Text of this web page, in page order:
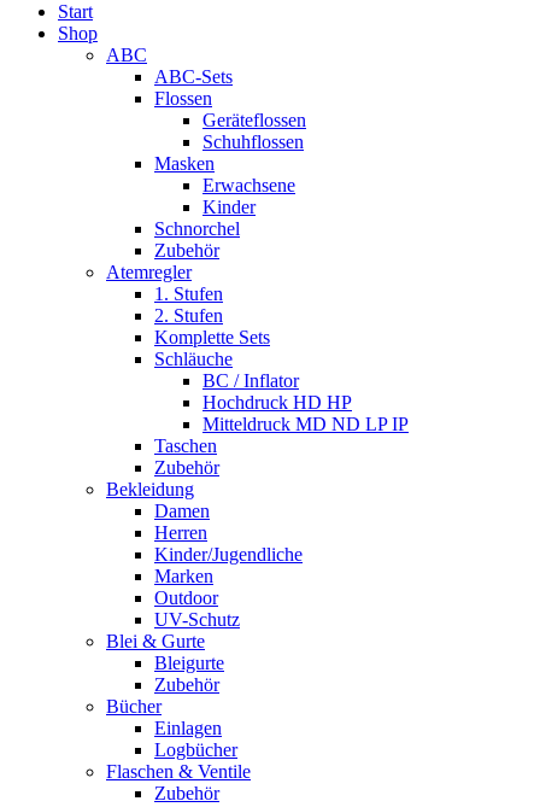
Start
Shop
ABC
ABC-Sets
Flossen
Geräteflossen
Schuhflossen
Masken
Erwachsene
Kinder
Schnorchel
Zubehör
Atemregler
1. Stufen
2. Stufen
Komplette Sets
Schläuche
BC / Inflator
Hochdruck HD HP
Mitteldruck MD ND LP IP
Taschen
Zubehör
Bekleidung
Damen
Herren
Kinder/Jugendliche
Marken
Outdoor
UV-Schutz
Blei & Gurte
Bleigurte
Zubehör
Bücher
Einlagen
Logbücher
Flaschen & Ventile
Zubehör